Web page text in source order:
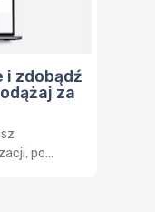
i zdobądź
za
po...